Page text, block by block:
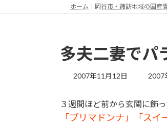
ホーム｜岡谷市・諏訪地域の国産
多夫二妻でパ
2007年11月12日
最
新
日
2007
３週間ほど前から玄関に飾っ
「プリマドンナ」「スイ